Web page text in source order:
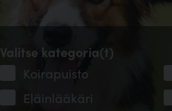
Valitse kategoria(t)
Koirapuisto
Eläinlääkäri